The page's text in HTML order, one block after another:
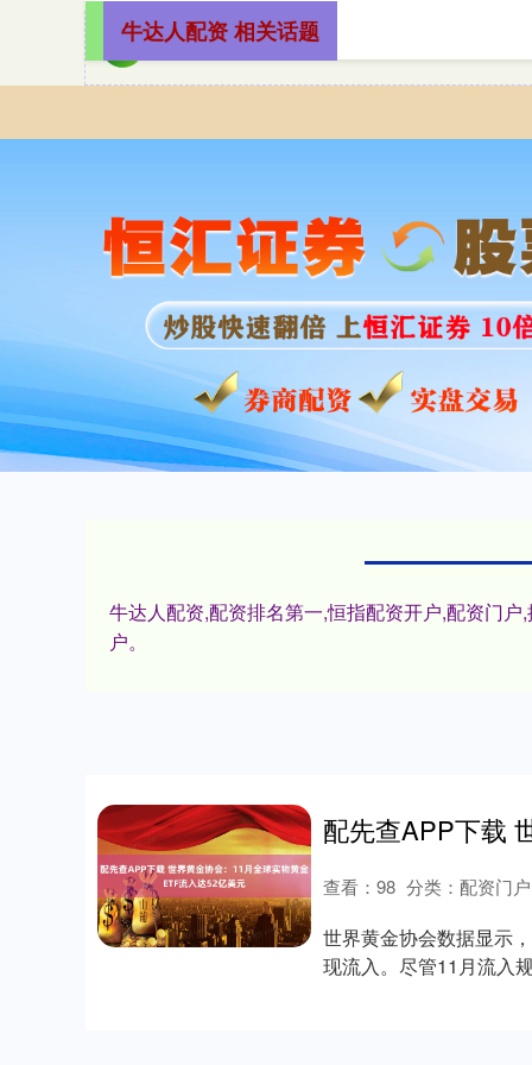
牛达人配资,配资排名第一,恒指配资开户,配资门
户。
牛达人配资 相关话题
查看： 98 分类： 配资门户
世界黄金协会数据显示
现流入。尽管11月流入